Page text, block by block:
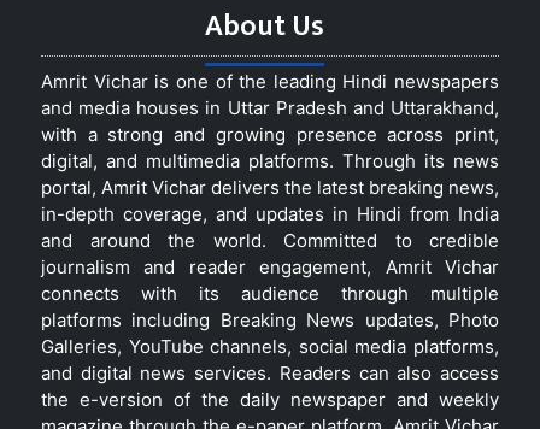
About Us
Amrit Vichar is one of the leading Hindi newspapers
and media houses in Uttar Pradesh and Uttarakhand,
with a strong and growing presence across print,
digital, and multimedia platforms. Through its news
portal, Amrit Vichar delivers the latest breaking news,
in-depth coverage, and updates in Hindi from India
and around the world. Committed to credible
journalism and reader engagement, Amrit Vichar
connects with its audience through multiple
platforms including Breaking News updates, Photo
Galleries, YouTube channels, social media platforms,
and digital news services. Readers can also access
the e-version of the daily newspaper and weekly